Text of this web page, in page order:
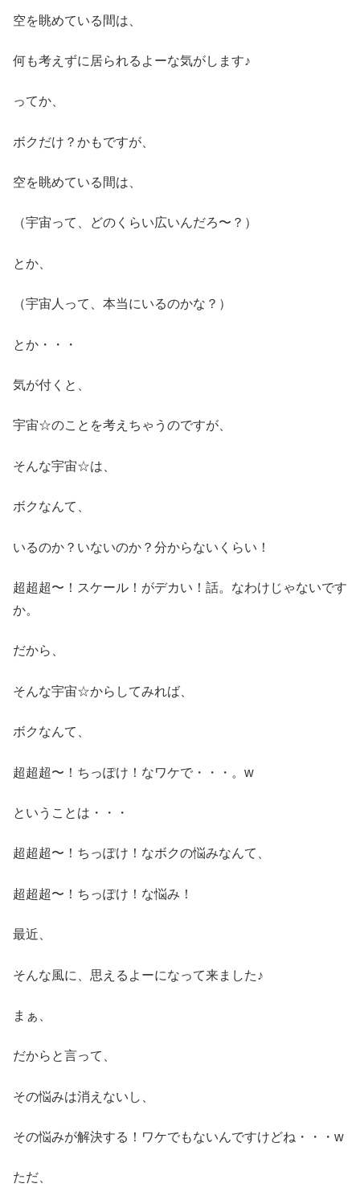
空を眺めている間は、
何も考えずに居られるよーな気がします♪
ってか、
ボクだけ？かもですが、
空を眺めている間は、
（宇宙って、どのくらい広いんだろ〜？）
とか、
（宇宙人って、本当にいるのかな？）
とか・・・
気が付くと、
宇宙☆のことを考えちゃうのですが、
そんな宇宙☆は、
ボクなんて、
いるのか？いないのか？分からないくらい！
超超超〜！スケール！がデカい！話。なわけじゃないです
か。
だから、
そんな宇宙☆からしてみれば、
ボクなんて、
超超超〜！ちっぽけ！なワケで・・・。w
ということは・・・
超超超〜！ちっぽけ！なボクの悩みなんて、
超超超〜！ちっぽけ！な悩み！
最近、
そんな風に、思えるよーになって来ました♪
まぁ、
だからと言って、
その悩みは消えないし、
その悩みが解決する！ワケでもないんですけどね・・・w
ただ、